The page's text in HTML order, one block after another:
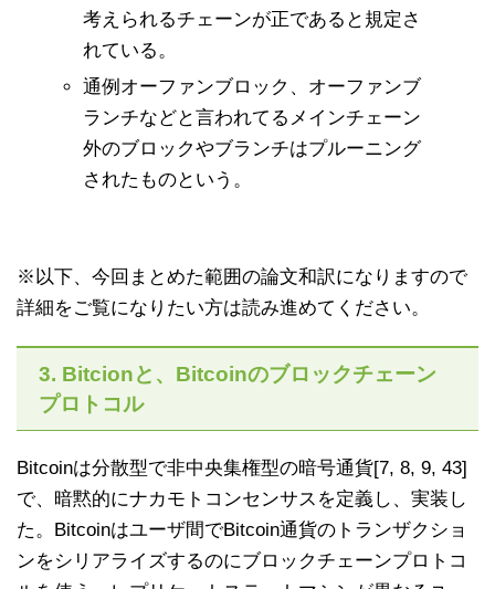
考えられるチェーンが正であると規定さ
れている。
通例オーファンブロック、オーファンブ
ランチなどと言われてるメインチェーン
外のブロックやブランチはプルーニング
されたものという。
※以下、今回まとめた範囲の論文和訳になりますので
詳細をご覧になりたい方は読み進めてください。
3. Bitcionと、Bitcoinのブロックチェーン
プロトコル
Bitcoinは分散型で非中央集権型の暗号通貨[7, 8, 9, 43]
で、暗黙的にナカモトコンセンサスを定義し、実装し
た。Bitcoinはユーザ間でBitcoin通貨のトランザクショ
ンをシリアライズするのにブロックチェーンプロトコ